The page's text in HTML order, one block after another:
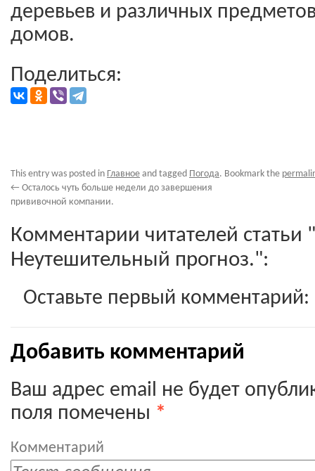
деревьев и различных
домов.
Поделиться:
This entry was posted in Главное and tagged Погода. Bookmark the
← Осталось чуть больше недели до завершения
прививочной компании.
Комментарии читателей статьи
Неутешительный прогноз.":
Оставьте первый комментарий:
Добавить комментарий
Ваш адрес email не будет
поля помечены *
Комментарий